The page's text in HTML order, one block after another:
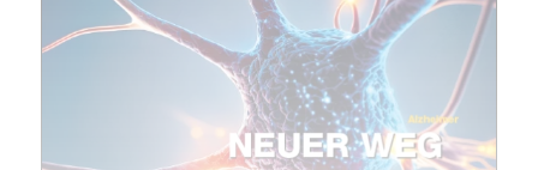
Mit dem |transkript-Newsletter
jede Woche aktuell informiert.
Mail